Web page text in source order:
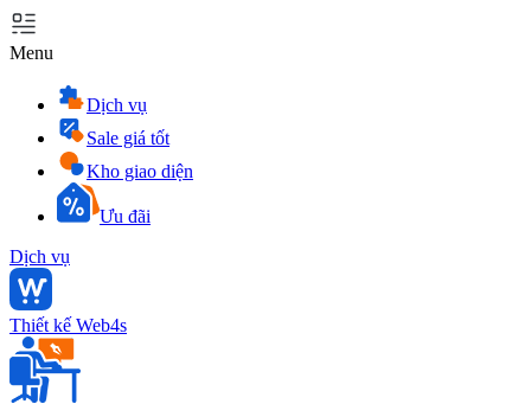
Menu
Dịch vụ
Sale giá tốt
Kho giao diện
Ưu đãi
Dịch vụ
Thiết kế Web4s